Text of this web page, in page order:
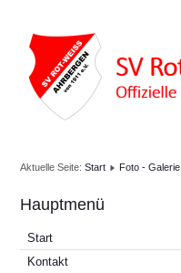
Aktuelle Seite: Start Foto - Galerie
Hauptmenü
Start
Kontakt